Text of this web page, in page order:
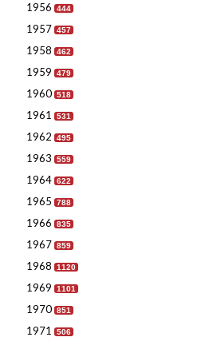
1956 444
1957 457
1958 462
1959 479
1960 518
1961 531
1962 495
1963 559
1964 622
1965 788
1966 835
1967 859
1968 1120
1969 1101
1970 851
1971 506